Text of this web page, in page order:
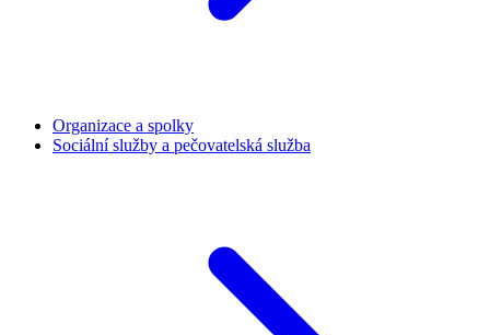
Organizace a spolky
Sociální služby a pečovatelská služba